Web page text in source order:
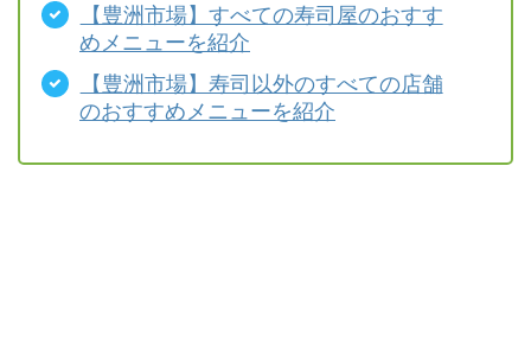
【豊洲市場】すべての寿司屋のおすす
めメニューを紹介
【豊洲市場】寿司以外のすべての店舗
のおすすめメニューを紹介